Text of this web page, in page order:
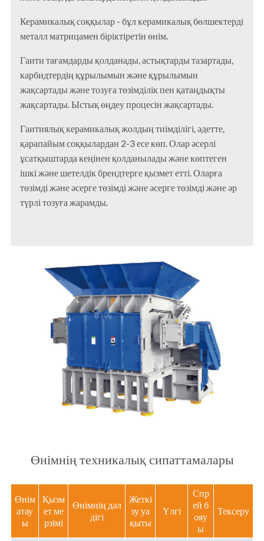
Керамикалық соққылар - бұл керамикалық бөлшектерді
металл матрицамен біріктіретін өнім.
Гаити тағамдарды қолданады, астықтарды тазартады,
карбидтердің құрылымын және құрылымын
жақсартады және тозуға төзімділік пен қатаңдықты
жақсартады. Ыстық өңдеу процесін жақсартады.
Гаитиялық керамикалық жолдың тиімділігі, әдетте,
қарапайым соққылардан 2-3 есе көп. Олар әсерлі
ұсатқыштарда кеңінен қолданылады және көптеген
ішкі және шетелдік брендтерге қызмет етті. Оларға
төзімді және әсерге төзімді және әсерге төзімді және әр
түрлі тозуға жарамды.
Өнімнің техникалық сипаттамалары
Өнім
атау
ы
Қызм
ет ме
рзімі
Өнімнің дәл
дігі
Жеткі
зу уа
қыты
Үлгі
Спр
ей б
ояу
ы
Тексеру